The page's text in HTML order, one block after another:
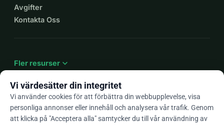
Avgifter
Kontakta Oss
Fler resurser expand_more
Sv arrow_drop_down
Vi värdesätter din integritet
Vi använder cookies för att förbättra din webbupplevelse, visa
personliga annonser eller innehåll och analysera vår trafik. Genom
att klicka på "Acceptera alla" samtycker du till vår användning av